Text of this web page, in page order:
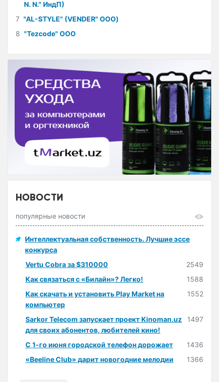
N. N." ИндП)
7 "AL-STYLE" (VENDER" ООО)
8 "Tezcode" ООО
НОВОСТИ
популярные новости
Интеллектуальная собственность. Лучшие эссе
конкурса
Vertu Cobra за $310000
2549
Как связаться с «Билайн»? Легко!
1588
Как скачать и установить Play Market на
компьютер
1552
Sarkor Telecom запускает проект Kinoman.uz
для своих абонентов, любителей кино!
1497
С 1-го июня городской телефон дорожает
1436
«Beeline Club» дарит новогодние мелодии
1366